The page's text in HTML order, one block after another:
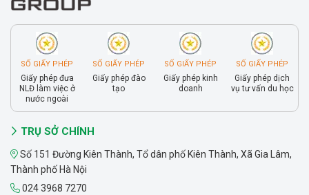
SỐ GIẤY PHÉP
Giấy phép đưa
NLĐ làm việc ở
nước ngoài
SỐ GIẤY PHÉP
Giấy phép đào
tạo
SỐ GIẤY PHÉP
Giấy phép kinh
doanh
SỐ GIẤY PHÉP
Giấy phép dịch
vụ tư vấn du học
TRỤ SỞ CHÍNH
Số 151 Đường Kiên Thành, Tổ dân phố Kiên Thành, Xã Gia Lâm,
Thành phố Hà Nội
024 3968 7270